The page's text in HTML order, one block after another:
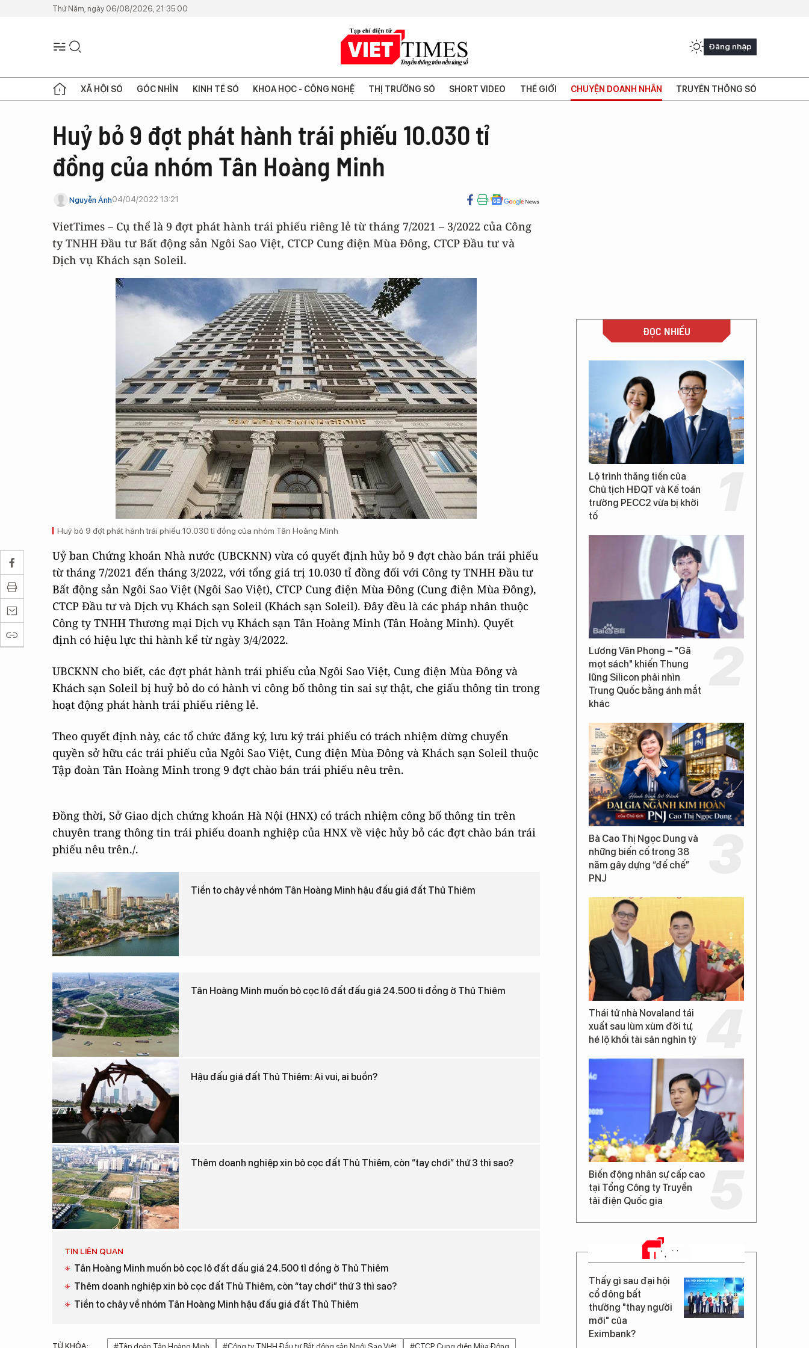
Thứ Năm, ngày 06/08/2026, 21:35:00
Đăng nhập
XÃ HỘI SỐ GÓC NHÌN KINH TẾ SỐ KHOA HỌC - CÔNG NGHỆ THỊ TRƯỜNG SỐ SHORT VIDEO THẾ GIỚI CHUYỆN DOANH NHÂN TRUYỀN THÔNG SỐ
Huỷ bỏ 9 đợt phát hành trái phiếu 10.030 tỉ
đồng của nhóm Tân Hoàng Minh
Nguyễn Ánh04/04/2022 13:21
VietTimes – Cụ thể là 9 đợt phát hành trái phiếu riêng lẻ từ tháng 7/2021 – 3/2022 của Công
ty TNHH Đầu tư Bất động sản Ngôi Sao Việt, CTCP Cung điện Mùa Đông, CTCP Đầu tư và
Dịch vụ Khách sạn Soleil.
Huỷ bỏ 9 đợt phát hành trái phiếu 10.030 tỉ đồng của nhóm Tân Hoàng Minh
Uỷ ban Chứng khoán Nhà nước (UBCKNN) vừa có quyết định hủy bỏ 9 đợt chào bán trái phiếu
từ tháng 7/2021 đến tháng 3/2022, với tổng giá trị 10.030 tỉ đồng đối với Công ty TNHH Đầu tư
Bất động sản Ngôi Sao Việt (Ngôi Sao Việt), CTCP Cung điện Mùa Đông (Cung điện Mùa Đông),
CTCP Đầu tư và Dịch vụ Khách sạn Soleil (Khách sạn Soleil). Đây đều là các pháp nhân thuộc
Công ty TNHH Thương mại Dịch vụ Khách sạn Tân Hoàng Minh (Tân Hoàng Minh). Quyết
định có hiệu lực thi hành kể từ ngày 3/4/2022.
UBCKNN cho biết, các đợt phát hành trái phiếu của Ngôi Sao Việt, Cung điện Mùa Đông và
Khách sạn Soleil bị huỷ bỏ do có hành vi công bố thông tin sai sự thật, che giấu thông tin trong
hoạt động phát hành trái phiếu riêng lẻ.
Theo quyết định này, các tổ chức đăng ký, lưu ký trái phiếu có trách nhiệm dừng chuyển
quyền sở hữu các trái phiếu của Ngôi Sao Việt, Cung điện Mùa Đông và Khách sạn Soleil thuộc
Tập đoàn Tân Hoàng Minh trong 9 đợt chào bán trái phiếu nêu trên.
Đồng thời, Sở Giao dịch chứng khoán Hà Nội (HNX) có trách nhiệm công bố thông tin trên
chuyên trang thông tin trái phiếu doanh nghiệp của HNX về việc hủy bỏ các đợt chào bán trái
phiếu nêu trên./.
Tiền to chảy về nhóm Tân Hoàng Minh hậu đấu giá đất Thủ Thiêm
Tân Hoàng Minh muốn bỏ cọc lô đất đấu giá 24.500 tỉ đồng ở Thủ Thiêm
Hậu đấu giá đất Thủ Thiêm: Ai vui, ai buồn?
Thêm doanh nghiệp xin bỏ cọc đất Thủ Thiêm, còn “tay chơi” thứ 3 thì sao?
TIN LIÊN QUAN
Tân Hoàng Minh muốn bỏ cọc lô đất đấu giá 24.500 tỉ đồng ở Thủ Thiêm
Thêm doanh nghiệp xin bỏ cọc đất Thủ Thiêm, còn “tay chơi” thứ 3 thì sao?
Tiền to chảy về nhóm Tân Hoàng Minh hậu đấu giá đất Thủ Thiêm
TỪ KHÓA:
ĐỌC NHIỀU
Lộ trình thăng tiến của
Chủ tịch HĐQT và Kế toán
trưởng PECC2 vừa bị khởi
tố
Lương Văn Phong – "Gã
mọt sách" khiến Thung
lũng Silicon phải nhìn
Trung Quốc bằng ánh mắt
khác
Bà Cao Thị Ngọc Dung và
những biến cố trong 38
năm gây dựng “đế chế”
PNJ
Thái tử nhà Novaland tái
xuất sau lùm xùm đời tư,
hé lộ khối tài sản nghìn tỷ
Biến động nhân sự cấp cao
tại Tổng Công ty Truyền
tải điện Quốc gia
TIN MỚI
Thấy gì sau đại hội
cổ đông bất
thường "thay người
mới" của
Eximbank?